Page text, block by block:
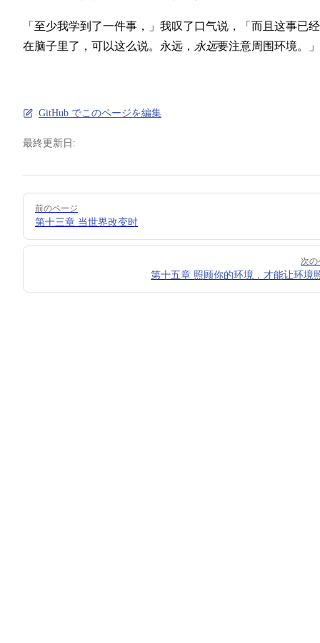
「至少我学到了一件事，」我叹了口气说，「而且这事已
在脑子里了，可以这么说。永远， 永远要注意周围环境。」
GitHub でこのページを編集
最終更新日:
Pager
前のページ
第十三章 当世界改变时
次の
第十五章 照顾你的环境，才能让环境